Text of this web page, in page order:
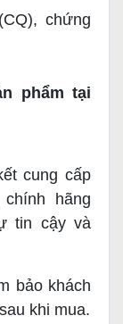
chứng
phẩm tại
cung cấp
hãng
tin cậy và
bảo khách
khi mua.